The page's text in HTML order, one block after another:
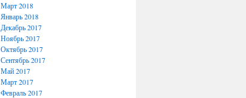
Март 2018
Январь 2018
Декабрь 2017
Ноябрь 2017
Октябрь 2017
Сентябрь 2017
Май 2017
Март 2017
Февраль 2017